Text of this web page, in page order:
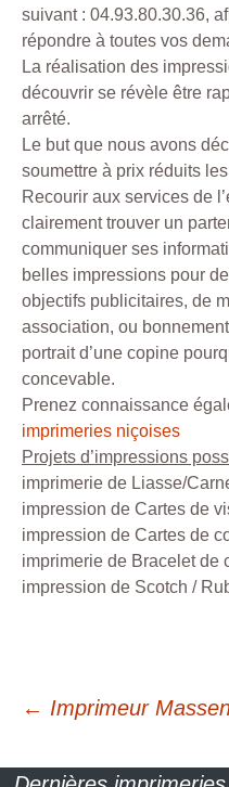
suivant : 04.93.80.30.36,
répondre à toutes vos
La réalisation des
découvrir se révèle être
arrêté.
Le but que nous avons
soumettre à prix réduits
Recourir aux services de
clairement trouver un
communiquer ses
belles impressions pour
objectifs publicitaires, de
association, ou
portrait d’une copine
concevable.
Prenez connaissance
imprimeries niçoises
Projets d’impressions
imprimerie de Liasse/
impression de Cartes de
impression de Cartes de
imprimerie de Bracelet de
impression de Scotch /
Navigation
des
← Imprimeur